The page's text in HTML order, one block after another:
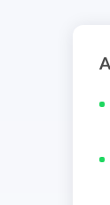
ZZP-ers en
Stichtingen
Persoonlijk